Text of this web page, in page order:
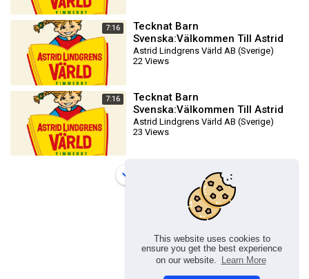
This website uses cookies to
ensure you get the best experience
on our website.
Learn More
7:16
Tecknat Barn
Svenska:Välkommen Till Astrid
Lindgrens Värld AB (1981-2024)
DVDRIPPEN (Svenska) Traile
Astrid Lindgrens Värld AB (Sverige)
22 Views
7:16
Tecknat Barn
Svenska:Välkommen Till Astrid
Lindgrens Värld AB (1981-2024)
DVDRIPPEN (Svenska) Traile
Astrid Lindgrens Värld AB (Sverige)
23 Views